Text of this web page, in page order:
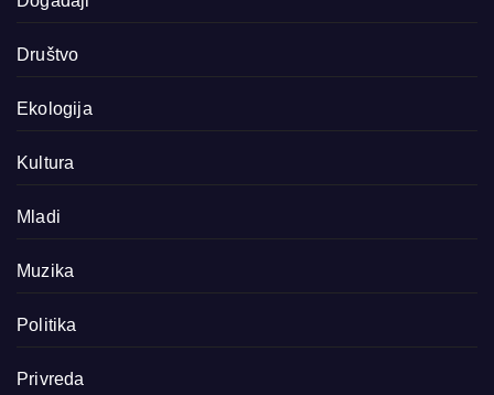
Društvo
Ekologija
Kultura
Mladi
Muzika
Politika
Privreda